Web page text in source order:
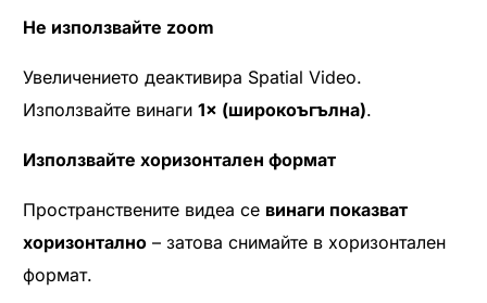
Не използвайте zoom
Увеличението деактивира Spatial Video.
Използвайте винаги1× (широкоъгълна).
Използвайте хоризонтален формат
Пространствените видеа се винаги показват
хоризонтално – затова снимайте в хоризонтален
формат.